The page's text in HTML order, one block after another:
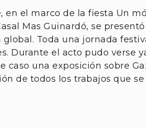
en el marco de la fiesta Un
Mas Guinardó, se
global. Toda una jornada
Durante el acto pudo verse
caso una exposición sobre
de todos los trabajos que